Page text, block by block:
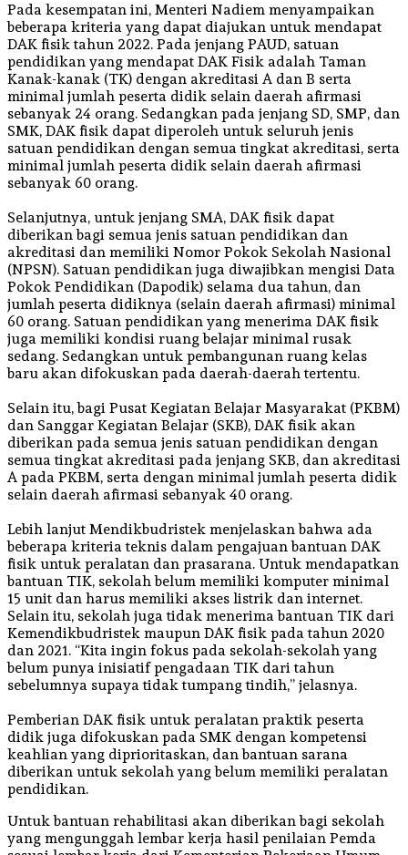
Pada kesempatan ini, Menteri Nadiem menyampaikan
beberapa kriteria yang dapat diajukan untuk mendapat
DAK fisik tahun 2022. Pada jenjang PAUD, satuan
pendidikan yang mendapat DAK Fisik adalah Taman
Kanak-kanak (TK) dengan akreditasi A dan B serta
minimal jumlah peserta didik selain daerah afirmasi
sebanyak 24 orang. Sedangkan pada jenjang SD, SMP, dan
SMK, DAK fisik dapat diperoleh untuk seluruh jenis
satuan pendidikan dengan semua tingkat akreditasi, serta
minimal jumlah peserta didik selain daerah afirmasi
sebanyak 60 orang.
Selanjutnya, untuk jenjang SMA, DAK fisik dapat
diberikan bagi semua jenis satuan pendidikan dan
akreditasi dan memiliki Nomor Pokok Sekolah Nasional
(NPSN). Satuan pendidikan juga diwajibkan mengisi Data
Pokok Pendidikan (Dapodik) selama dua tahun, dan
jumlah peserta didiknya (selain daerah afirmasi) minimal
60 orang. Satuan pendidikan yang menerima DAK fisik
juga memiliki kondisi ruang belajar minimal rusak
sedang. Sedangkan untuk pembangunan ruang kelas
baru akan difokuskan pada daerah-daerah tertentu.
Selain itu, bagi Pusat Kegiatan Belajar Masyarakat (PKBM)
dan Sanggar Kegiatan Belajar (SKB), DAK fisik akan
diberikan pada semua jenis satuan pendidikan dengan
semua tingkat akreditasi pada jenjang SKB, dan akreditasi
A pada PKBM, serta dengan minimal jumlah peserta didik
selain daerah afirmasi sebanyak 40 orang.
Lebih lanjut Mendikbudristek menjelaskan bahwa ada
beberapa kriteria teknis dalam pengajuan bantuan DAK
fisik untuk peralatan dan prasarana. Untuk mendapatkan
bantuan TIK, sekolah belum memiliki komputer minimal
15 unit dan harus memiliki akses listrik dan internet.
Selain itu, sekolah juga tidak menerima bantuan TIK dari
Kemendikbudristek maupun DAK fisik pada tahun 2020
dan 2021. “Kita ingin fokus pada sekolah-sekolah yang
belum punya inisiatif pengadaan TIK dari tahun
sebelumnya supaya tidak tumpang tindih,” jelasnya.
Pemberian DAK fisik untuk peralatan praktik peserta
didik juga difokuskan pada SMK dengan kompetensi
keahlian yang diprioritaskan, dan bantuan sarana
diberikan untuk sekolah yang belum memiliki peralatan
pendidikan.
Untuk bantuan rehabilitasi akan diberikan bagi sekolah
yang mengunggah lembar kerja hasil penilaian Pemda